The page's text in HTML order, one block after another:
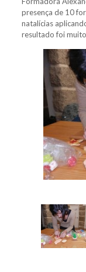
presença de 10
natalícias
resultado foi